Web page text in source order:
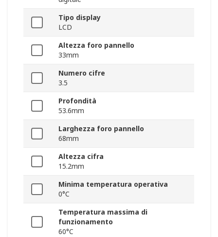
Tipo display
LCD
Altezza foro pannello
33mm
Numero cifre
3.5
Profondità
53.6mm
Larghezza foro pannello
68mm
Altezza cifra
15.2mm
Minima temperatura operativa
0°C
Temperatura massima di
funzionamento
60°C